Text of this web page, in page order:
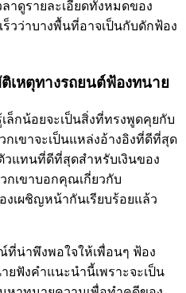
าดูรายละเอียดทั้งหมดของ
วว่าบางพื้นที่อาจเป็นกับดักฟ้อง
เหตุทางรถยนต์ฟ้องทนาย
ล็กน้อยจะเป็นสิ่งที่ทรงพูดคุยกับ
เขาจะเป็นแหล่งอ้างอิงที่ดีที่สุด
แทนที่ดีที่สุดสำหรับเงินของ
เขาบอกคุณเกี่ยวกับ
งเผชิญหน้ากันเรียบร้อยแล้ว
ที่น่าพึงพอใจให้เพื่อนๆ ฟ้อง
ฟังคำแนะนำนี้เพราะจะเป็น